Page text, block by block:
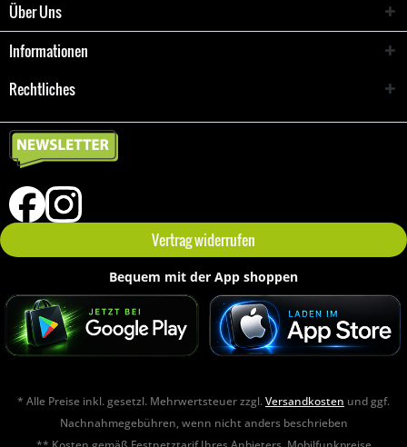
Über Uns
Informationen
Rechtliches
Vertrag widerrufen
Bequem mit der App shoppen
* Alle Preise inkl. gesetzl. Mehrwertsteuer zzgl.Versandkosten und ggf.
Nachnahmegebühren, wenn nicht anders beschrieben